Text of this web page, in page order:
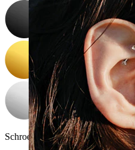
Schroefdraad dikte:1,2 mm